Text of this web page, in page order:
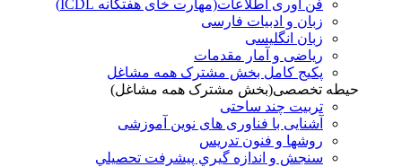
فن اوری اطلاعات(مهارت خای هفتگانه ICDL)
زبان و ادبیات فارسی
زبان انگلیسی
ریاضی و آمار مقدمات
پکیج کامل بخش مشترک همه مشاغل
حیطه تخصصی(بخش مشترک همه مشاغل)
تربیت چند ساحتی
آشنایی با فناوری های نوین آموزشی
روشها و فنون تدريس
سنجش و اندازه گيري پيشرفت تحصيلي